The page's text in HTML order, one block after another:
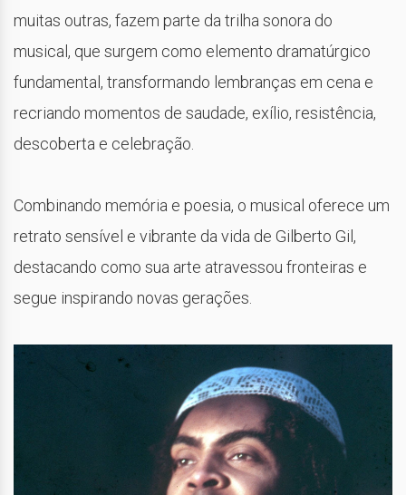
muitas outras, fazem parte da trilha sonora do
musical, que surgem como elemento dramatúrgico
fundamental, transformando lembranças em cena e
recriando momentos de saudade, exílio, resistência,
descoberta e celebração.
Combinando memória e poesia, o musical oferece um
retrato sensível e vibrante da vida de Gilberto Gil,
destacando como sua arte atravessou fronteiras e
segue inspirando novas gerações.